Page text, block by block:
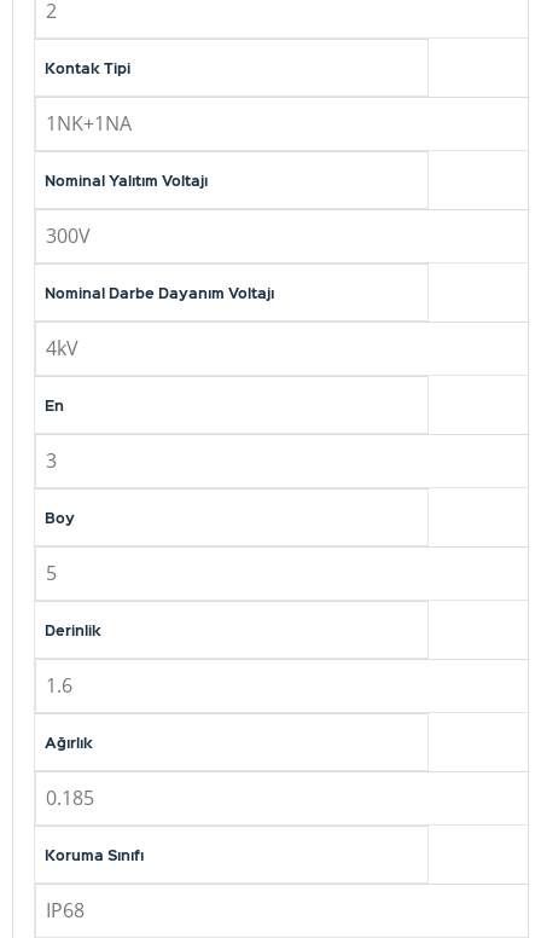
2
Kontak Tipi
1NK+1NA
Nominal Yalıtım Voltajı
300V
Nominal Darbe Dayanım Voltajı
4kV
En
3
Boy
5
Derinlik
1.6
Ağırlık
0.185
Koruma Sınıfı
IP68